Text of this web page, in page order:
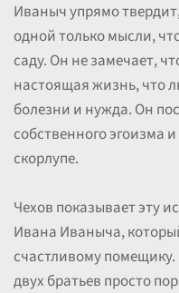
Иваныч упрямо
одной только мысли,
саду. Он не замечает,
настоящая жизнь, что
болезни и нужда. Он
собственного эгоизма
скорлупе.
Чехов показывает эту
Ивана Иваныча,
счастливому
двух братьев просто